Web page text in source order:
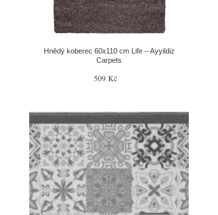
Hnědý koberec 60x110 cm Life – Ayyildiz
Carpets
509 Kč